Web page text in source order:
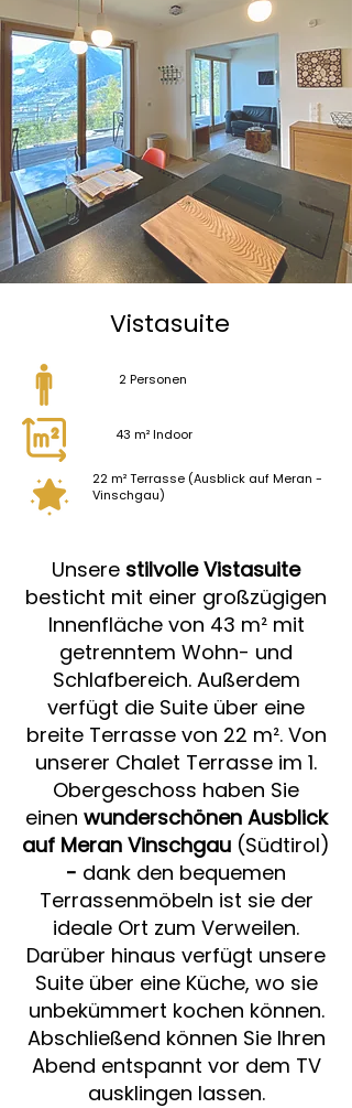
Vistasuite
2 Personen
43 m² Indoor
22 m² Terrasse (Ausblick auf Meran -
Vinschgau)
Unsere stilvolle Vistasuite
besticht mit einer großzügigen
Innenfläche von 43 m² mit
getrenntem Wohn- und
Schlafbereich. Außerdem
verfügt die Suite über eine
breite Terrasse von 22 m². Von
unserer Chalet Terrasse im 1.
Obergeschoss haben Sie
einen wunderschönen Ausblick
auf Meran Vinschgau (Südtirol)
- dank den bequemen
Terrassenmöbeln ist sie der
ideale Ort zum Verweilen.
Darüber hinaus verfügt unsere
Suite über eine Küche, wo sie
unbekümmert kochen können.
Abschließend können Sie Ihren
Abend entspannt vor dem TV
ausklingen lassen.